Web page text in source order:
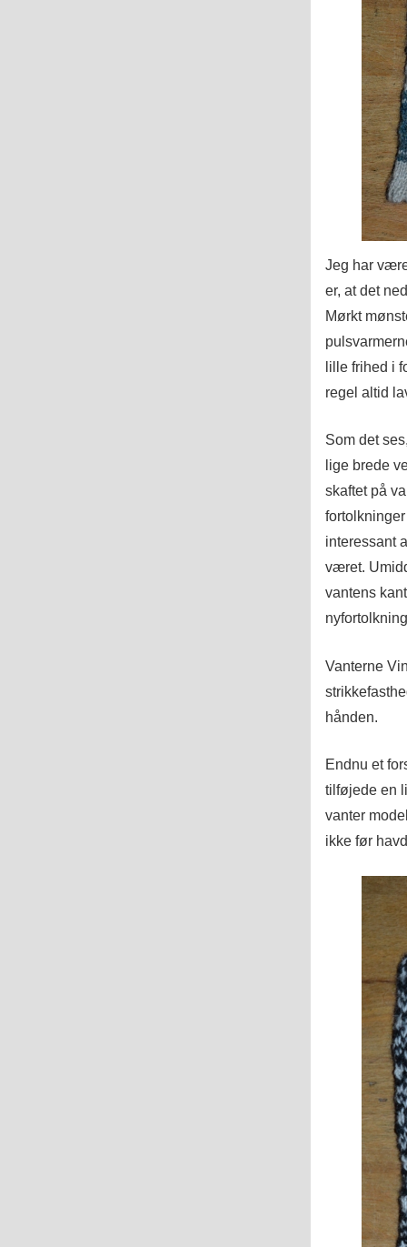
Jeg har
er, at det
Mørkt
lille frihed i
regel altid
Som det
lige brede
skaftet på
interessant
været.
vantens
Vanterne
hånden.
Endnu et
tilføjede en
vanter
ikke før